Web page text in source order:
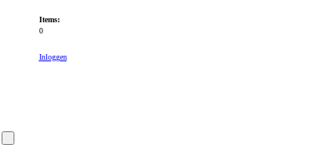
Items:
0
Inloggen